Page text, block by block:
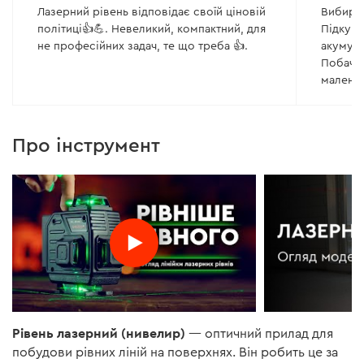
Лазерний рівень відповідає своїй ціновій
політиці👍💪. Невеликий, компактний, для
не професійних задач, те що треба 👍.
Про інструмент
Рівень лазерний (нивелир) — оптичний прилад для
побудови рівних ліній на поверхнях. Він робить це за